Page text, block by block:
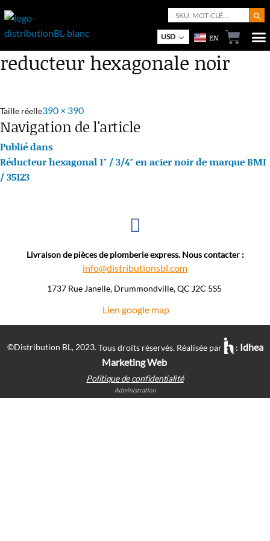
Search
for:
Search
USD EN
reducteur hexagonale noir
Taille réelle390 × 390
Navigation de l'article
Publié dans
Réducteur hexagonal 1″ / 3/4″ en acier noir de marque BMI
/ 35123
Livraison de pièces de plomberie express. Nous contacter :
info@distributionsbl.com
1737 Rue Janelle, Drummondville, QC J2C 5S5 ​
Lien google map
©Distribution BL, 2023.Tous droits réservés. Réalisée par : Idhea
Marketing Web
Politique de confidentialité
Administration